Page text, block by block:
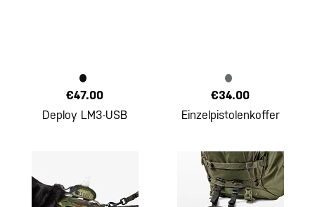
€47.00
Deploy LM3-USB
€34.00
Einzelpistolenkoffer